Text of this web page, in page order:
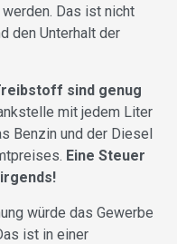
Das ist nicht
den Unterhalt der
sind genug
mit jedem Liter
Benzin und der Diesel
Eine Steuer
würde das Gewerbe
ist in einer